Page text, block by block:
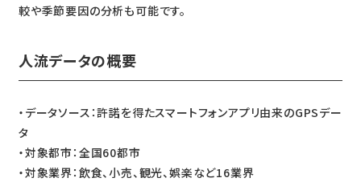
較や季節要因の分析も可能です。
人流データの概要
・データソース：許諾を得たスマートフォンアプリ由来のGPSデー
タ
・対象都市：全国60都市
・対象業界：飲食、小売、観光、娯楽など16業界